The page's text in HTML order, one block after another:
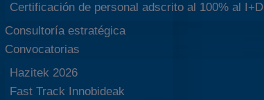
Certificación de personal adscrito al 100% al I+D
Consultoría estratégica
Convocatorias
Hazitek 2026
Fast Track Innobideak